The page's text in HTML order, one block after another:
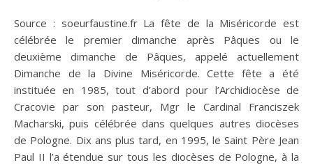
Source : soeurfaustine.fr La fête de la Miséricorde est
célébrée le premier dimanche après Pâques ou le
deuxième dimanche de Pâques, appelé actuellement
Dimanche de la Divine Miséricorde. Cette fête a été
instituée en 1985, tout d’abord pour l’Archidiocèse de
Cracovie par son pasteur, Mgr le Cardinal Franciszek
Macharski, puis célébrée dans quelques autres diocèses
de Pologne. Dix ans plus tard, en 1995, le Saint Père Jean
Paul II l’a étendue sur tous les diocèses de Pologne, à la